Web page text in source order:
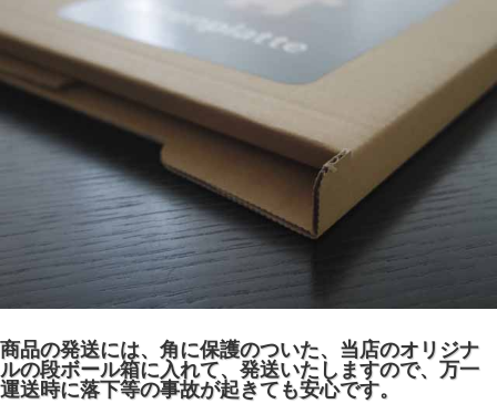
商品の発送には、角に保護のついた、当店のオリジナ
ルの段ボール箱に入れて、発送いたしますので、万一
運送時に落下等の事故が起きても安心です。